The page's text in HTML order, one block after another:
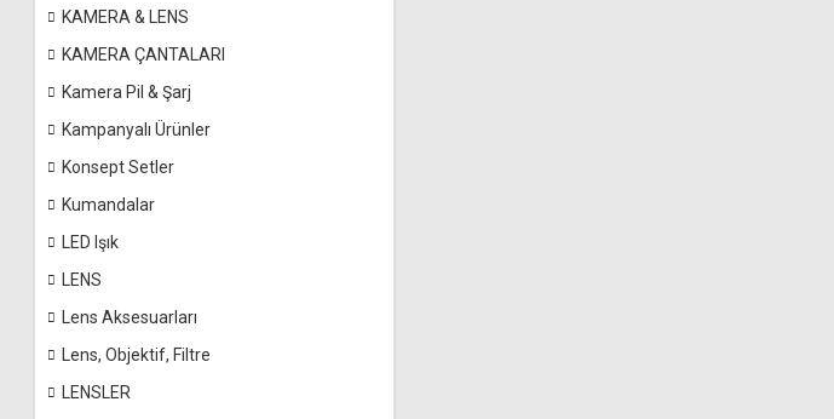
KAMERA & LENS
KAMERA ÇANTALARI
Kamera Pil & Şarj
Kampanyalı Ürünler
Konsept Setler
Kumandalar
LED Işık
LENS
Lens Aksesuarları
Lens, Objektif, Filtre
LENSLER